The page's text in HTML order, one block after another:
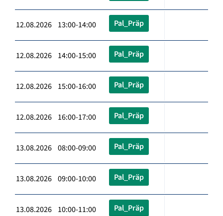
12.08.2026 13:00-14:00 Pal_Präp
12.08.2026 14:00-15:00 Pal_Präp
12.08.2026 15:00-16:00 Pal_Präp
12.08.2026 16:00-17:00 Pal_Präp
13.08.2026 08:00-09:00 Pal_Präp
13.08.2026 09:00-10:00 Pal_Präp
13.08.2026 10:00-11:00 Pal_Präp